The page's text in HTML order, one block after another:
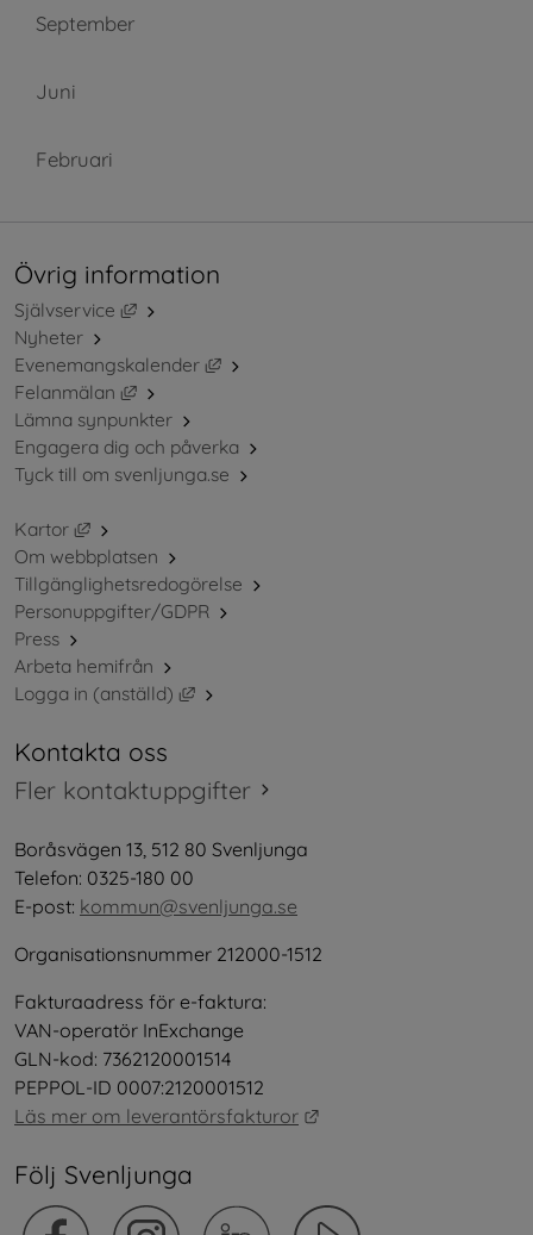
September
Juni
Februari
Övrig information
Självservice
Länk till annan webbplats, öppnas i nytt fönster.
Nyheter
Evenemangskalender
Länk till annan webbplats, öppnas i
Felanmälan
Länk till annan webbplats, öppnas i nytt fönster.
Lämna synpunkter
Engagera dig och påverka
Tyck till om svenljunga.se
Kartor
Länk till annan webbplats, öppnas i nytt fönster.
Om webbplatsen
Tillgänglighetsredogörelse
Personuppgifter/GDPR
Press
Arbeta hemifrån
Logga in (anställd)
Länk till annan webbplats, öppnas i nytt
Kontakta oss
Fler kontaktuppgifter
Boråsvägen 13, 512 80 Svenljunga
Telefon: 0325-180 00
E-post: kommun@svenljunga.se
Organisationsnummer 212000-1512
Fakturaadress för e-faktura:
VAN-operatör InExchange
GLN-kod: 7362120001514
PEPPOL-ID 0007:2120001512
Läs mer om leverantörsfakturor
Följ Svenljunga